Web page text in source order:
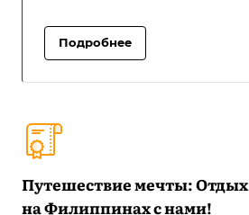
Подробнее
Путешествие мечты: Отдых
на Филиппинах с нами!